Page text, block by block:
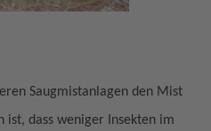
Saugmistanlagen den Mist
ist, dass weniger Insekten im